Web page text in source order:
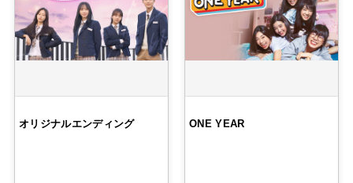
オリジナルエンディング ONE YEAR